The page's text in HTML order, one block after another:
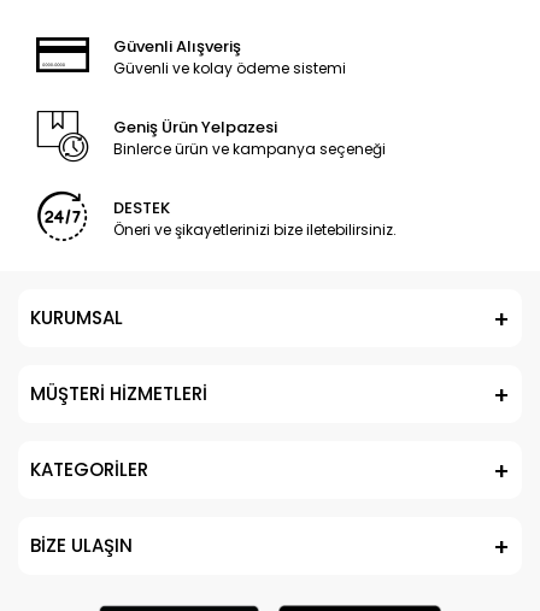
Güvenli Alışveriş
Güvenli ve kolay ödeme sistemi
Geniş Ürün Yelpazesi
Binlerce ürün ve kampanya seçeneği
DESTEK
Öneri ve şikayetlerinizi bize iletebilirsiniz.
KURUMSAL
MÜŞTERİ HİZMETLERİ
KATEGORİLER
BİZE ULAŞIN